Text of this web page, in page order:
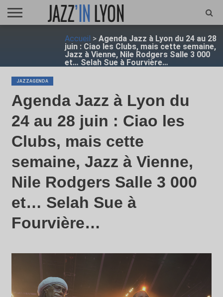
Accueil > Agenda Jazz à Lyon du 24 au 28
juin : Ciao les Clubs, mais cette semaine,
Jazz à Vienne, Nile Rodgers Salle 3 000
et… Selah Sue à Fourvière…
JAZZAGENDA
Agenda Jazz à Lyon du
24 au 28 juin : Ciao les
Clubs, mais cette
semaine, Jazz à Vienne,
Nile Rodgers Salle 3 000
et… Selah Sue à
Fourvière…